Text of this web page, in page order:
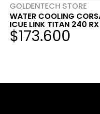
GOLDENTECH STORE
WATER COOLING
ICUE LINK TITAN 240
CPU COOLER 240MM
$173.600